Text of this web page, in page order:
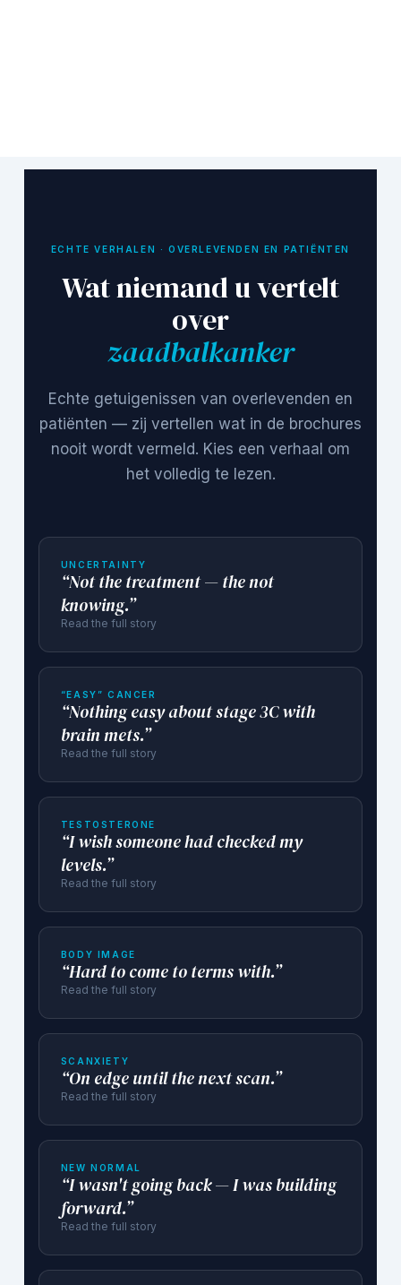
ECHTE VERHALEN · OVERLEVENDEN EN PATIËNTEN
Wat niemand u vertelt
over
zaadbalkanker
Echte getuigenissen van overlevenden en
patiënten — zij vertellen wat in de brochures
nooit wordt vermeld. Kies een verhaal om
het volledig te lezen.
UNCERTAINTY
“Not the treatment — the not
knowing.”
Read the full story
“EASY” CANCER
“Nothing easy about stage 3C with
brain mets.”
Read the full story
TESTOSTERONE
“I wish someone had checked my
levels.”
Read the full story
BODY IMAGE
“Hard to come to terms with.”
Read the full story
SCANXIETY
“On edge until the next scan.”
Read the full story
NEW NORMAL
“I wasn't going back — I was building
forward.”
Read the full story